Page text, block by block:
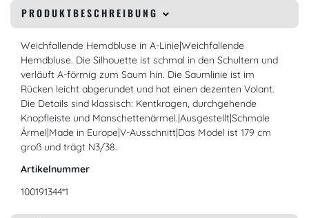
PRODUKTBESCHREIBUNG
Weichfallende Hemdbluse in A-Linie|Weichfallende
Hemdbluse. Die Silhouette ist schmal in den Schultern und
verläuft A-förmig zum Saum hin. Die Saumlinie ist im
Rücken leicht abgerundet und hat einen dezenten Volant.
Die Details sind klassisch: Kentkragen, durchgehende
Knopfleiste und Manschettenärmel.|Ausgestellt|Schmale
Ärmel|Made in Europe|V-Ausschnitt|Das Model ist 179 cm
groß und trägt N3/38.
Artikelnummer
100191344*1